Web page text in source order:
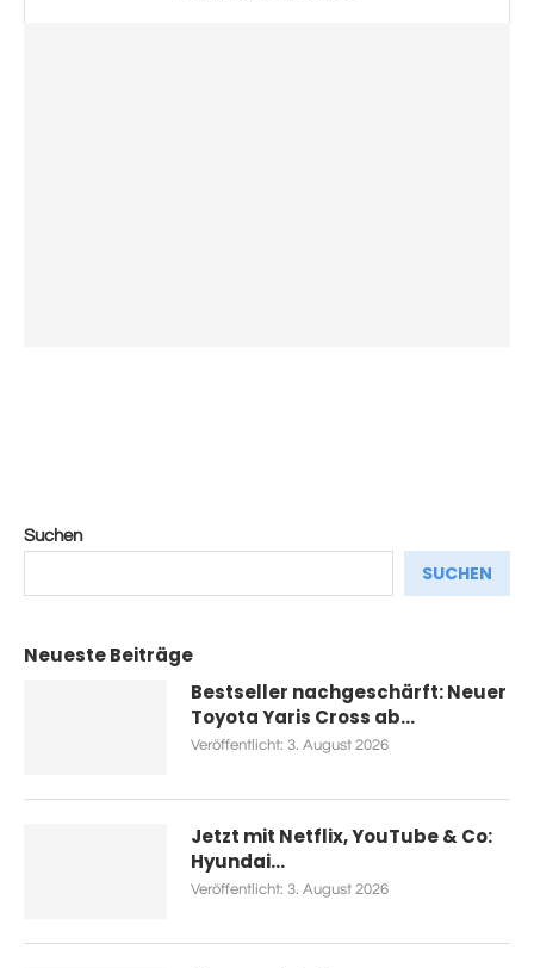
Suchen
SUCHEN
Neueste Beiträge
Bestseller nachgeschärft: Neuer
Toyota Yaris Cross ab...
Veröffentlicht: 3. August 2026
Jetzt mit Netflix, YouTube & Co:
Hyundai...
Veröffentlicht: 3. August 2026